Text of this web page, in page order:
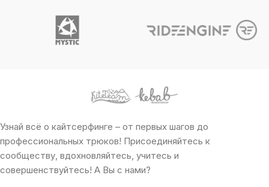
Узнай всё о кайтсерфинге – от первых шагов до
профессиональных трюков! Присоединяйтесь к
сообществу, вдохновляйтесь, учитесь и
совершенствуйтесь! А Вы с нами?